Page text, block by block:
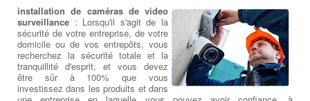
installation de caméras de video
surveillance : Lorsqu'il s'agit de la
sécurité de votre entreprise, de votre
domicile ou de vos entrepôts, vous
recherchez la sécurité totale et la
tranquillité d'esprit, et vous devez
être sûr à 100% que vous
investissez dans les produits et dans